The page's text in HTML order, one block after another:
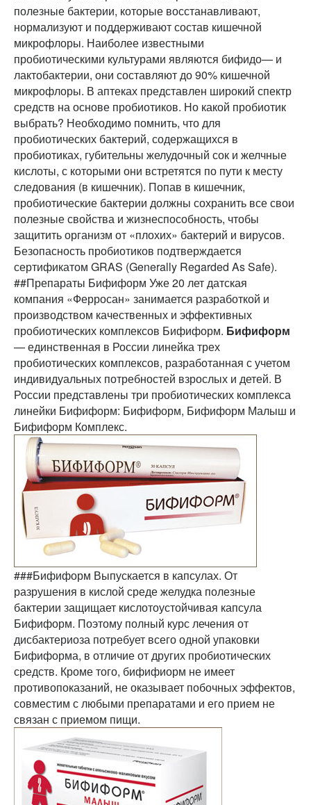
полезные бактерии, которые восстанавливают,
нормализуют и поддерживают состав кишечной
микрофлоры. Наиболее известными
пробиотическими культурами являются бифидо— и
лактобактерии, они составляют до 90% кишечной
микрофлоры. В аптеках представлен широкий спектр
средств на основе пробиотиков. Но какой пробиотик
выбрать? Необходимо помнить, что для
пробиотических бактерий, содержащихся в
пробиотиках, губительны желудочный сок и желчные
кислоты, с которыми они встретятся по пути к месту
следования (в кишечник). Попав в кишечник,
пробиотические бактерии должны сохранить все свои
полезные свойства и жизнеспособность, чтобы
защитить организм от «плохих» бактерий и вирусов.
Безопасность пробиотиков подтверждается
сертификатом GRAS (Generally Regarded As Safe).
##Препараты Бифиформ Уже 20 лет датская
компания «Ферросан» занимается разработкой и
производством качественных и эффективных
пробиотических комплексов Бифиформ. Бифиформ
— единственная в России линейка трех
пробиотических комплексов, разработанная с учетом
индивидуальных потребностей взрослых и детей. В
России представлены три пробиотических комплекса
линейки Бифиформ: Бифиформ, Бифиформ Малыш и
Бифиформ Комплекс.
###Бифиформ Выпускается в капсулах. От
разрушения в кислой среде желудка полезные
бактерии защищает кислотоустойчивая капсула
Бифиформ. Поэтому полный курс лечения от
дисбактериоза потребует всего одной упаковки
Бифиформа, в отличие от других пробиотических
средств. Кроме того, бифифиорм не имеет
противопоказаний, не оказывает побочных эффектов,
совместим с любыми препаратами и его прием не
связан с приемом пищи.